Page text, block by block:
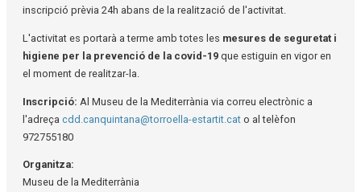
inscripció prèvia 24h abans de la realització de l'activitat.
L'activitat es portarà a terme amb totes les mesures de seguretat i
higiene per la prevenció de la covid-19 que estiguin en vigor en
el moment de realitzar-la.
Inscripció: Al Museu de la Mediterrània via correu electrònic a
l'adreça cdd.canquintana@torroella-estartit.cat o al telèfon
972755180
Organitza:
Museu de la Mediterrània